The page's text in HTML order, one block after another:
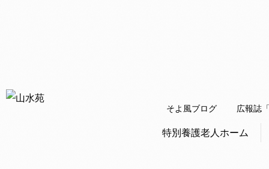
特別養護老人ホーム
そよ風ブログ 広報誌